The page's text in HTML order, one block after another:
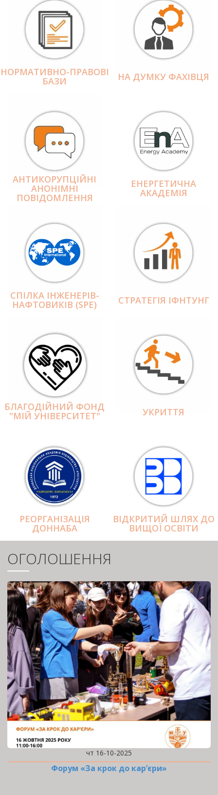
НОРМАТИВНО-ПРАВОВІ
БАЗИ НА ДУМКУ ФАХІВЦЯ
АНТИКОРУПЦІЙНІ
АНОНІМНІ
ПОВІДОМЛЕННЯ
ЕНЕРГЕТИЧНА
АКАДЕМІЯ
СПІЛКА ІНЖЕНЕРІВ-
НАФТОВИКІВ (SPE) СТРАТЕГІЯ ІФНТУНГ
БЛАГОДІЙНИЙ ФОНД
"МІЙ УНІВЕРСИТЕТ" УКРИТТЯ
РЕОРГАНІЗАЦІЯ
ДОННАБА
ВІДКРИТИЙ ШЛЯХ ДО
ВИЩОЇ ОСВІТИ
ОГОЛОШЕННЯ
чт 16-10-2025
Форум «За крок до кар’єри»